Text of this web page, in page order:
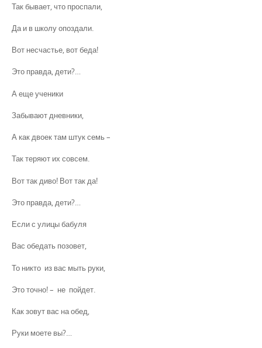
Так бывает, что проспали,
Да и в школу опоздали.
Вот несчастье, вот беда!
Это правда, дети?…
А еще ученики
Забывают дневники,
А как двоек там штук семь –
Так теряют их совсем.
Вот так диво! Вот так да!
Это правда, дети?…
Если с улицы бабуля
Вас обедать позовет,
То никто из вас мыть руки,
Это точно! – не пойдет.
Как зовут вас на обед,
Руки моете вы?…